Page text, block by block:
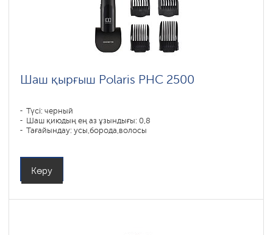
Шаш қырғыш Polaris PHC 2500
Түсі: черный
Шаш қиюдың ең аз ұзындығы: 0,8
Тағайындау: усы,борода,волосы
Көру